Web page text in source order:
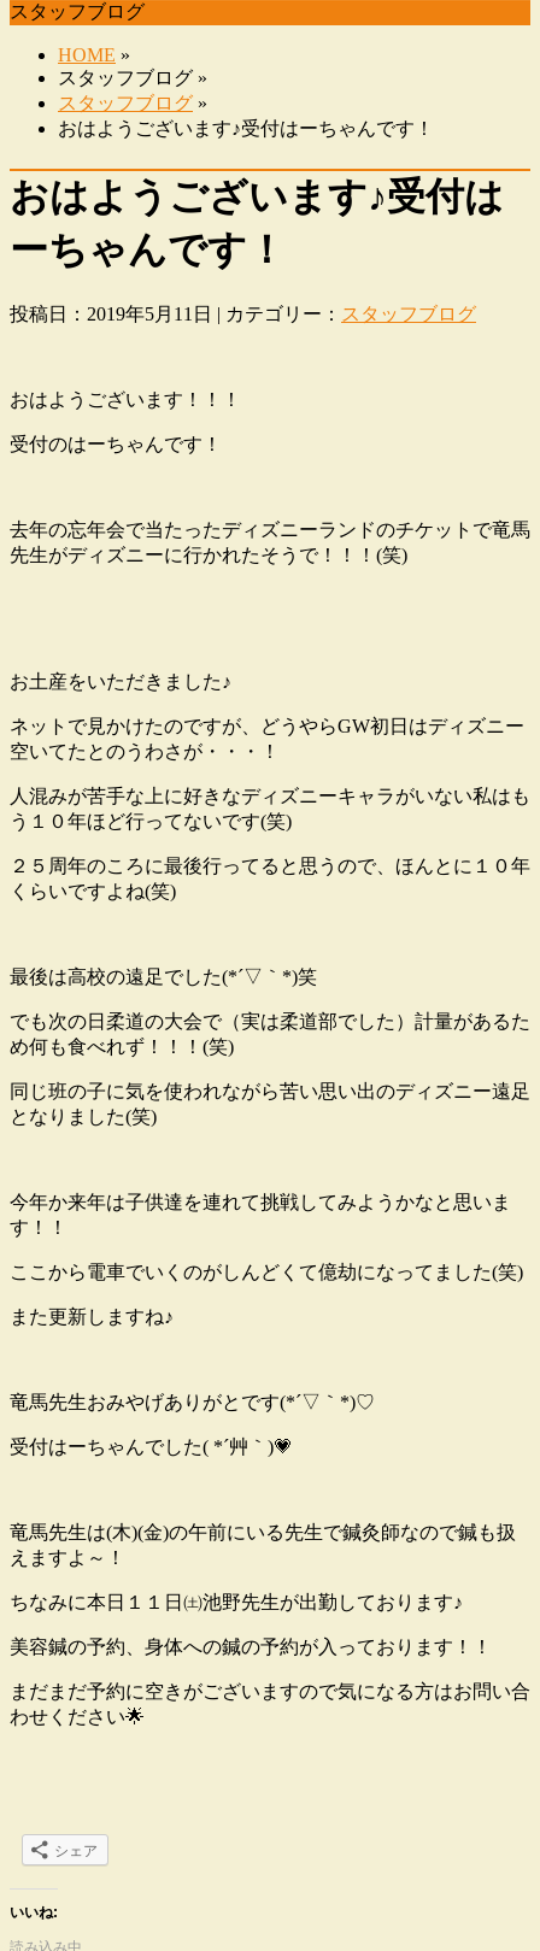
スタッフブログ
HOME »
スタッフブログ »
スタッフブログ »
おはようございます♪受付はーちゃんです！
おはようございます♪受付は
ーちゃんです！
投稿日：2019年5月11日 | カテゴリー： スタッフブログ
おはようございます！！！
受付のはーちゃんです！
去年の忘年会で当たったディズニーランドのチケットで竜馬
先生がディズニーに行かれたそうで！！！(笑)
お土産をいただきました♪
ネットで見かけたのですが、どうやらGW初日はディズニー
空いてたとのうわさが・・・！
人混みが苦手な上に好きなディズニーキャラがいない私はも
う１０年ほど行ってないです(笑)
２５周年のころに最後行ってると思うので、ほんとに１０年
くらいですよね(笑)
最後は高校の遠足でした(*´▽｀*)笑
でも次の日柔道の大会で（実は柔道部でした）計量があるた
め何も食べれず！！！(笑)
同じ班の子に気を使われながら苦い思い出のディズニー遠足
となりました(笑)
今年か来年は子供達を連れて挑戦してみようかなと思いま
す！！
ここから電車でいくのがしんどくて億劫になってました(笑)
また更新しますね♪
竜馬先生おみやげありがとです(*´▽｀*)♡
受付はーちゃんでした( *´艸｀)💗
竜馬先生は(木)(金)の午前にいる先生で鍼灸師なので鍼も扱
えますよ～！
ちなみに本日１１日㈯池野先生が出勤しております♪
美容鍼の予約、身体への鍼の予約が入っております！！
まだまだ予約に空きがございますので気になる方はお問い合
わせください🌟
シェア
いいね: